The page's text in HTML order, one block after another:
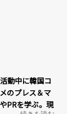
動中に韓国コ
のプレス＆マ
PRを学ぶ。現